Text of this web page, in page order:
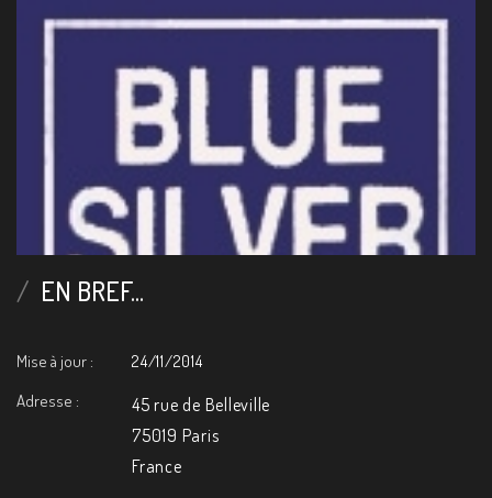
EN BREF...
Mise à jour :
24/11/2014
Adresse :
45 rue de Belleville
75019 Paris
France